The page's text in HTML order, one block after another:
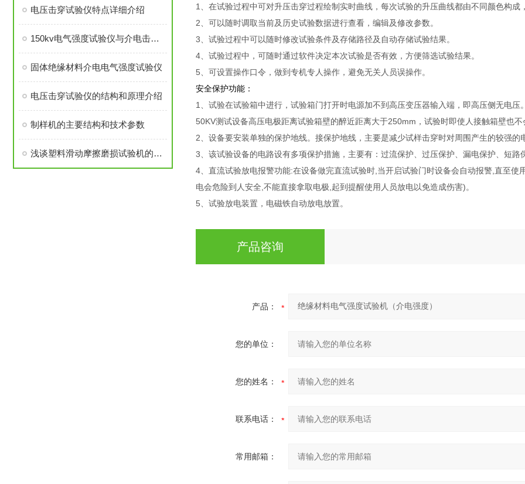
电压击穿试验仪特点详细介绍
150kv电气强度试验仪与介电击穿强度检测仪介绍
固体绝缘材料介电电气强度试验仪
电压击穿试验仪的结构和原理介绍
制样机的主要结构和技术参数
浅谈塑料滑动摩擦磨损试验机的几大优势
1、在试验过程中可对升压击穿过程绘制实时曲线，每次试验的升压曲线都由不同颜色构
2、可以随时调取当前及历史试验数据进行查看，编辑及修改参数。
3、试验过程中可以随时修改试验条件及存储路径及自动存储试验结果。
4、试验过程中，可随时通过软件决定本次试验是否有效，方便筛选试验结果。
5、可设置操作口令，做到专机专人操作，避免无关人员误操作。
安全保护功能：
1、试验在试验箱中进行，试验箱门打开时电源加不到高压变压器输入端，即高压侧无电
50KV测试设备高压电极距离试验箱壁的醉近距离大于250mm，试验时即使人接触箱壁也不
2、设备要安装单独的保护地线。接保护地线，主要是减少试样击穿时对周围产生的较强
3、该试验设备的电路设有多项保护措施，主要有：过流保护、过压保护、漏电保护、短
4、直流试验放电报警功能:在设备做完直流试验时,当开启试验门时设备会自动报警,直至
电会危险到人安全,不能直接拿取电极,起到提醒使用人员放电以免造成伤害)。
5、试验放电装置，电磁铁自动放电放置。
产品咨询
产品：
您的单位：
您的姓名：
联系电话：
常用邮箱：